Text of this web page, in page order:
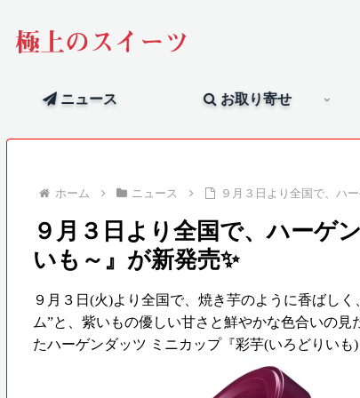
極上のスイーツ
ニュース お取り寄せ
ホーム ニュース ９月３日より全国で、ハ
９月３日より全国で、ハーゲ
いも～』が新発売✨
９月３日(火)より全国で、焼き芋のように香ばし
ム”と、紫いもの優しい甘さと鮮やかな色合いの
たハーゲンダッツ ミニカップ『彩芋(いろどりい